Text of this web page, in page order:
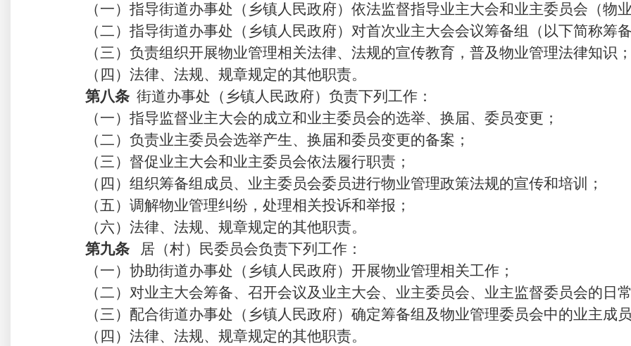
（一）指导街道办事处（乡镇人民政府）依法监督指导业主大会和业主委员会 （物
（二）指导街道办事处（乡镇人民政府）对首次业主大会会议筹备组 （ 以下简称筹
（三）负责组织开展物业管理相关法律、法规的宣传教育，普及物业管理法律知识
（ 四 ） 法律、法规、规章规定的其他职责。
第八条 街道办事处（乡镇人民政府）负责下列工作：
（一）指导监督业主大会的成立和业主委员会的选举、换届、委员变更 ；
（二）负责业主委员会选举产生、换届和委员变更的备案；
（三） 督促业主大会和业主委员会依法履行职责；
（ 四 ） 组织筹备组成员、业主委员会委员进行物业管理政策法规的宣传和培训；
（五）调解物业管理纠纷，处理相关投诉和举报；
（六）法律、法规、规章规定的其他职责。
第九条
居（村）民委员会负责下列工作：
（一）协助街道办事处（乡镇人民政府）开展物业管理相关工作；
（二）对业主大会筹备、召开会议及业主大会、业主委员会、 业主监督委员会的日
（三）配合街道办事处（乡镇人民政府）确定筹备组及物业管理委员会中的业主成
（ 四 ） 法律、法规、规章规定的其他职责。